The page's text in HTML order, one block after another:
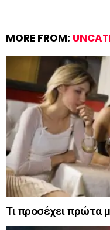
MORE FROM:
Τι προσέχει πρώτα